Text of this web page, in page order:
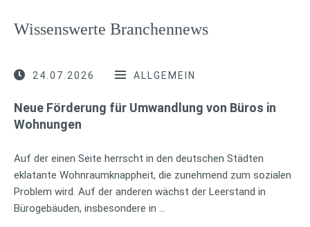
Wissenswerte Branchennews
24.07.2026 ALLGEMEIN
Neue Förderung für Umwandlung von Büros in
Wohnungen
Auf der einen Seite herrscht in den deutschen Städten
eklatante Wohnraumknappheit, die zunehmend zum sozialen
Problem wird. Auf der anderen wächst der Leerstand in
Bürogebäuden, insbesondere in …